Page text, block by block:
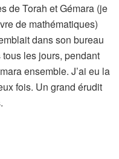
de Torah et Gémara (je
de mathématiques)
dans son bureau
les jours, pendant
ensemble. J’ai eu la
fois. Un grand érudit